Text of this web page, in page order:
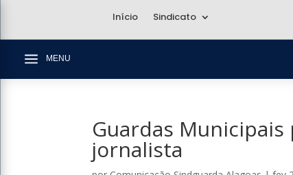
Início Sindicato
a MENU
Guardas
jornalista